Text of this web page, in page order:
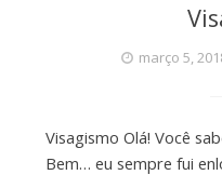
março 5,
Visagismo Olá! Você
Bem… eu sempre fui